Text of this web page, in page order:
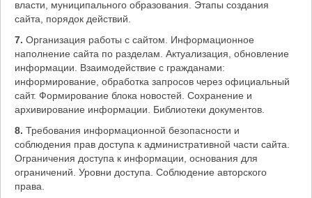
власти, муниципального образования. Этапы создания
сайта, порядок действий.
7. Организация работы с сайтом. Информационное
наполнение сайта по разделам. Актуализация, обновление
информации. Взаимодействие с гражданами:
информирование, обработка запросов через официальный
сайт. Формирование блока новостей. Сохранение и
архивирование информации. Библиотеки документов.
8. Требования информационной безопасности и
соблюдения прав доступа к административной части сайта.
Ограничения доступа к информации, основания для
ограничений. Уровни доступа. Соблюдение авторского
права.